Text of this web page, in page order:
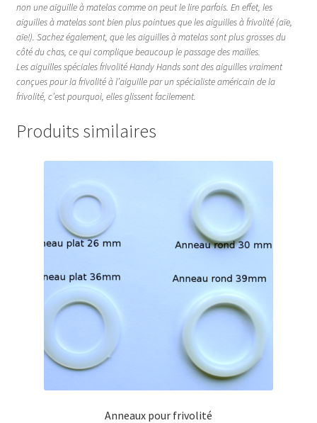
non une aiguille à matelas comme on peut le lire parfois. En effet, les
aiguilles à matelas sont bien plus pointues que les aiguilles à frivolité (aïe,
aïe!). Sachez également, que les aiguilles à matelas sont plus grosses du
côté du chas, ce qui complique beaucoup le passage des mailles.
Les aiguilles spéciales frivolité Handy Hands sont des aiguilles vraiment
conçues pour la frivolité à l’aiguille par un spécialiste américain de la
frivolité, c’est pourquoi, elles glissent facilement.
Produits similaires
Anneaux pour frivolité